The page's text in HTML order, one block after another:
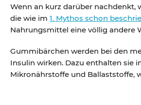
Wenn an kurz darüber nachdenkt,
die wie im1. Mythos schon
Nahrungsmittel eine völlig andere
Gummibärchen werden bei den
Insulin wirken. Dazu enthalten sie
Mikronährstoffe und Ballaststoffe,